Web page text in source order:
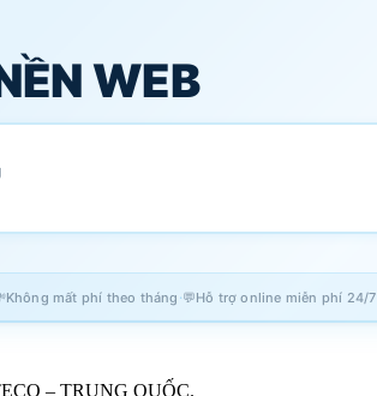
WEB
Không mất phí theo tháng ·💬Hỗ trợ online miễn phí 24/7
– TRUNG QUỐC.